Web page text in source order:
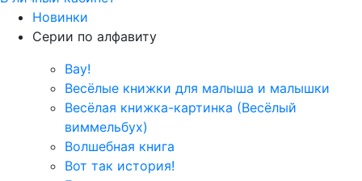
Новинки
Серии по алфавиту
Вау!
Весёлые книжки для малыша и малышки
Весёлая книжка-картинка (Весёлый
виммельбух)
Волшебная книга
Вот так история!